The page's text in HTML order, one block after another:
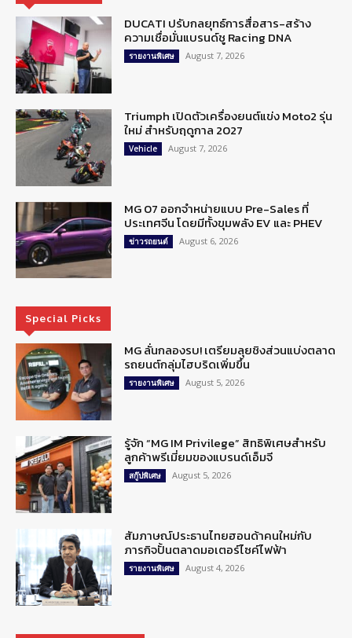
DUCATI ปรับกลยุทธ์การสื่อสาร-สร้าง
ความเชื่อมั่นแบรนด์ชู Racing DNA
รายงานพิเศษ August 7, 2026
Triumph เปิดตัวเครื่องยนต์แข่ง Moto2 รุ่น
ใหม่ สำหรับฤดูกาล 2027
Vehicle August 7, 2026
MG 07 ออกจำหน่ายแบบ Pre-Sales ที่
ประเทศจีน โดยมีทั้งขุมพลัง EV และ PHEV
ข่าวรถยนต์ August 6, 2026
Special Picks
MG ลั่นกลองรบ! เตรียมลุยชิงส่วนแบ่งตลาด
รถยนต์กลุ่มไฮบริดเพิ่มขึ้น
รายงานพิเศษ August 5, 2026
รู้จัก “MG IM Privilege” สิทธิพิเศษสำหรับ
ลูกค้าพรีเมี่ยมของแบรนด์เอ็มจี
สกู๊ปพิเศษ August 5, 2026
สัมภาษณ์ประธานไทยฮอนด้าคนใหม่กับ
ภารกิจปั้นตลาดมอเตอร์ไซค์ไฟฟ้า
รายงานพิเศษ August 4, 2026